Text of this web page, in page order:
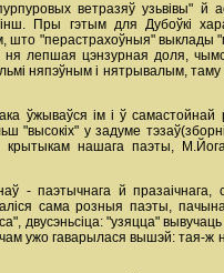
ветразяў узьвівы" й
Пры гэтым для Дубоўкі
"перастрахоўныя" выклады
лепшая цэнзурная доля,
няпэўным i нятрывалым,
ўжываўся ім i ў
"высокіх" у задуме
крытыкам нашага паэты,
- паэтычнага й празаічнага,
сама розныя паэты,
"узяцца"
ужо гаварылася вышэй: тая-ж